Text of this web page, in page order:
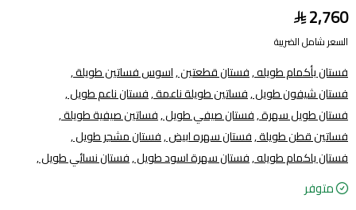
2,760
السعر شامل الضريبة
فستان بأكمام طويله ,فستان قطعتين ,اسوس فساتين طويلة ,
فستان شيفون طويل ,فساتين طويلة ناعمة ,فستان ناعم طويل ,
فستان طويل سهرة ,فستان صيفي طويل ,فساتين صيفية طويلة ,
فساتين قطن طويلة ,فستان سهره ابيض ,فستان مشجر طويل ,
فستان باكمام طويله ,فستان سهرة اسود طويل ,فستان نسائي طويل ,
متوفر